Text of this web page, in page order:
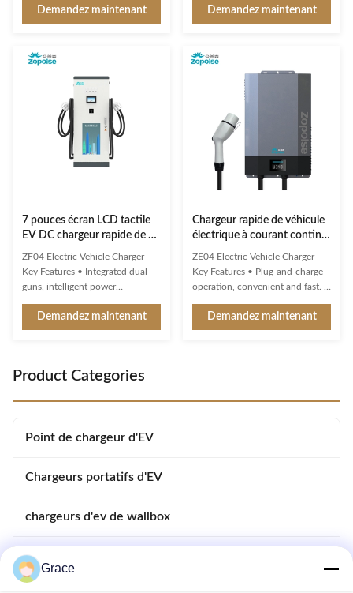
courant à 4 niveaux, équilibrage
de charge et plusieurs modes
CE, TÜV. Options de montage
Demandez maintenant
sécurité complètes. Options
d'assemblage SKD/CKD
une garantie de 1 à 3 ans pour
remplacement/réparation B2B
Demandez maintenant
7 pouces écran LCD tactile
EV DC chargeur rapide de 20
kW à 350 kW ZF04 pour
CCS1 CCS2 CHAdeMO GBT
ZF04 Electric Vehicle Charger
Key Features • Integrated dual
guns, intelligent power
detection, real-time
voltage/current monitoring and
LED indicator for standby,
Demandez maintenant
Chargeur rapide de véhicule
électrique à courant continu
moderne IP55 Protection
150-1000VDC Sortie avec
écran tactile LCD
ZE04 Electric Vehicle Charger
Key Features • Plug-and-charge
operation, convenient and fast. •
protection functions. • The
digital screen displays charging
Demandez maintenant
Product Categories
Point de chargeur d'EV
Chargeurs portatifs d'EV
chargeurs d'ev de wallbox
Chargeurs électriques à courant continu
Grace